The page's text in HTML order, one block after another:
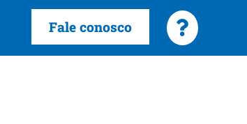
Fale conosco